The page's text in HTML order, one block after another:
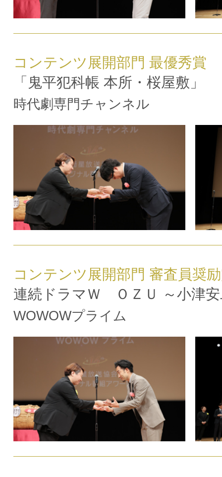
コンテンツ展開部門 最優秀賞
「鬼平犯科帳 本所・桜屋敷」
時代劇専門チャンネル
コンテンツ展開部門 審査員奨
連続ドラマＷ ＯＺＵ ～小津
WOWOWプライム